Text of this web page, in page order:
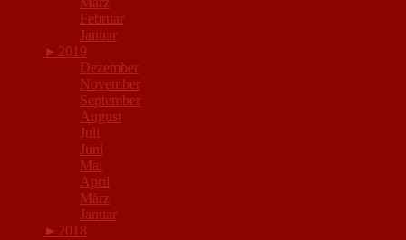
Februar
Januar
► 2019
Dezember
November
September
August
Juli
Juni
Mai
April
März
Januar
► 2018